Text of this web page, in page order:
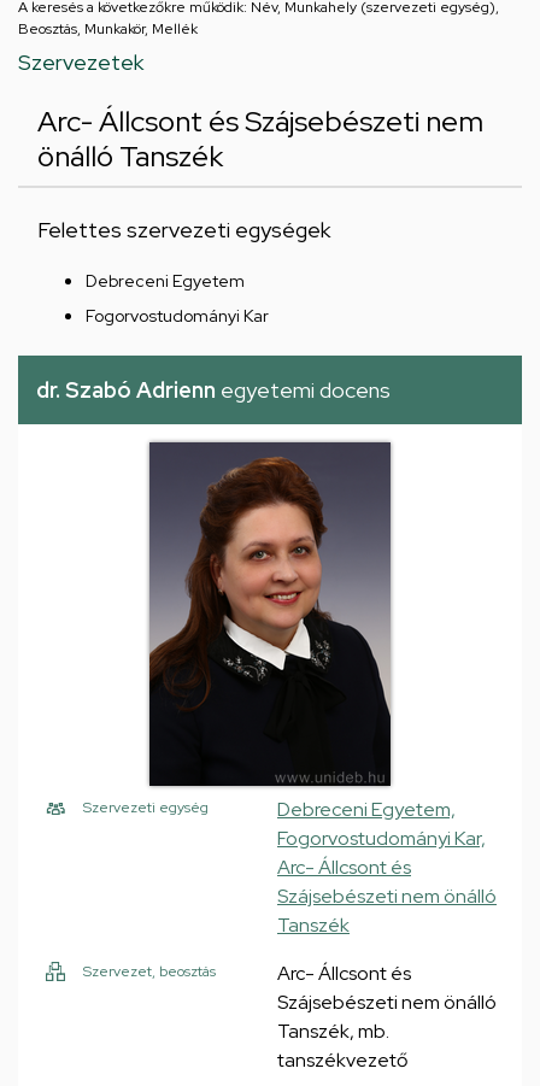
A keresés a következőkre működik: Név, Munkahely (szervezeti egység),
Beosztás, Munkakör, Mellék
Szervezetek
Arc- Állcsont és Szájsebészeti nem
önálló Tanszék
Felettes szervezeti egységek
Debreceni Egyetem
Fogorvostudományi Kar
dr. Szabó Adrienn egyetemi docens
Szervezeti egység
Debreceni Egyetem,
Fogorvostudományi Kar,
Arc- Állcsont és
Szájsebészeti nem önálló
Tanszék
Szervezet, beosztás
Arc- Állcsont és
Szájsebészeti nem önálló
Tanszék, mb.
tanszékvezető